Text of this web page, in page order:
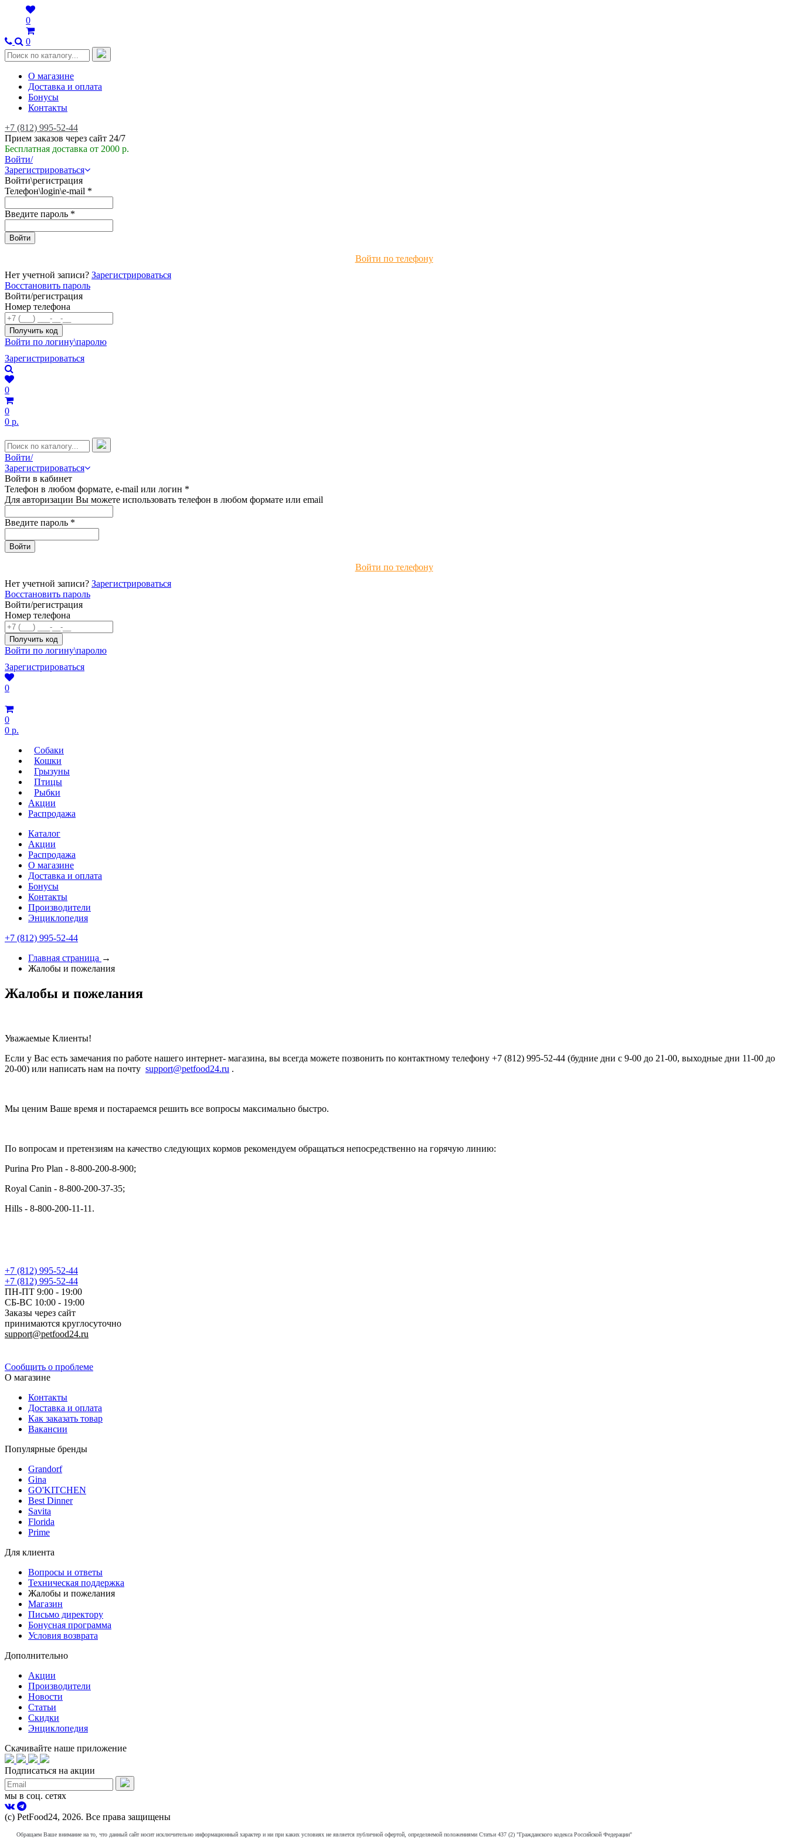
0
0
О магазине
Доставка и оплата
Бонусы
Контакты
+7 (812) 995-52-44
Прием заказов через сайт 24/7
Бесплатная доставка от 2000 р.
Войти/
Зарегистрироваться
Войти\регистрация
Телефон\login\e-mail *
Введите пароль *
Войти по телефону
Нет учетной записи? Зарегистрироваться
Восстановить пароль
Войти/регистрация
Номер телефона
Войти по логину\паролю
Зарегистрироваться
0
0
0 р.
Войти/
Зарегистрироваться
Войти в кабинет
Телефон в любом формате, e-mail или логин *
Для авторизации Вы можете использовать телефон в любом формате или email
Введите пароль *
Войти по телефону
Нет учетной записи? Зарегистрироваться
Восстановить пароль
Войти/регистрация
Номер телефона
Войти по логину\паролю
Зарегистрироваться
0
0
0 р.
Собаки
Кошки
Грызуны
Птицы
Рыбки
Акции
Распродажа
Каталог
Акции
Распродажа
О магазине
Доставка и оплата
Бонусы
Контакты
Производители
Энциклопедия
+7 (812) 995-52-44
Главная страница →
Жалобы и пожелания
Жалобы и пожелания
Уважаемые Клиенты!
Если у Вас есть замечания по работе нашего интернет- магазина, вы всегда можете позвонить по контактному телефону +7 (812) 995-52-44 (будние дни с 9-00 до 21-00, выходные дни 11-00 до
20-00) или написать нам на почту support@petfood24.ru .
Мы ценим Ваше время и постараемся решить все вопросы максимально быстро.
По вопросам и претензиям на качество следующих кормов рекомендуем обращаться непосредственно на горячую линию:
Purina Pro Plan - 8-800-200-8-900;
Royal Canin - 8-800-200-37-35;
Hills - 8-800-200-11-11.
+7 (812) 995-52-44
+7 (812) 995-52-44
ПН-ПТ 9:00 - 19:00
СБ-ВС 10:00 - 19:00
Заказы через сайт
принимаются круглосуточно
support@petfood24.ru
Сообщить о проблеме
О магазине
Контакты
Доставка и оплата
Как заказать товар
Вакансии
Популярные бренды
Grandorf
Gina
GO'KITCHEN
Best Dinner
Savita
Florida
Prime
Для клиента
Вопросы и ответы
Техническая поддержка
Жалобы и пожелания
Магазин
Письмо директору
Бонусная программа
Условия возврата
Дополнительно
Акции
Производители
Новости
Статьи
Скидки
Энциклопедия
Скачивайте наше приложение
Подписаться на акции
мы в соц. сетях
(с) PetFood24, 2026. Все права защищены
Обращаем Ваше внимание на то, что данный сайт носит исключительно информационный характер и ни при каких условиях не является публичной офертой, определяемой положениями Статьи 437 (2) "Гражданского кодекса Российской Федерации"